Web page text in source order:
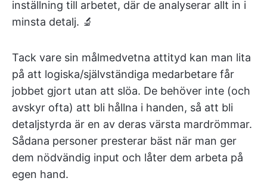
inställning till arbetet, där de analyserar allt in i
minsta detalj. 🔬
Tack vare sin målmedvetna attityd kan man lita
på att logiska/självständiga medarbetare får
jobbet gjort utan att slöa. De behöver inte (och
avskyr ofta) att bli hållna i handen, så att bli
detaljstyrda är en av deras värsta mardrömmar.
Sådana personer presterar bäst när man ger
dem nödvändig input och låter dem arbeta på
egen hand.